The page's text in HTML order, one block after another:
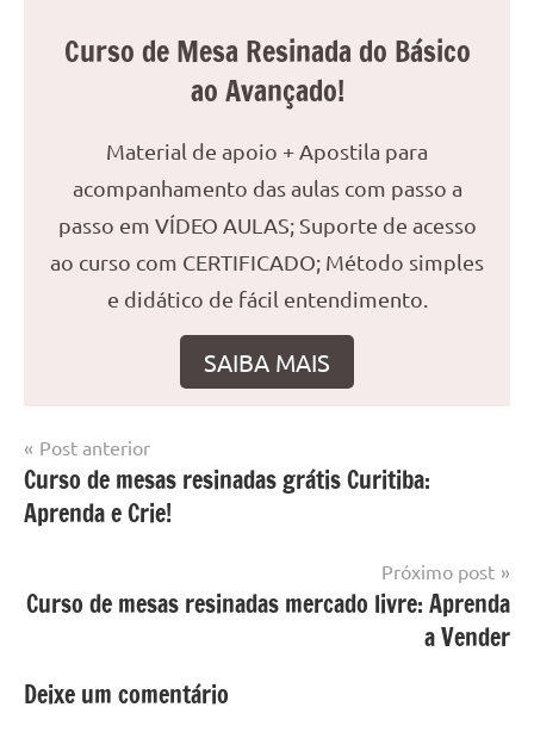
Curso de Mesa Resinada do Básico
ao Avançado!
Material de apoio + Apostila para
acompanhamento das aulas com passo a
passo em VÍDEO AULAS; Suporte de acesso
ao curso com CERTIFICADO; Método simples
e didático de fácil entendimento.
SAIBA MAIS
Marcado
com
mesa
Mesa
epoxi
Mesa
resinada
Navegação
de
Post
Post anterior
Curso de mesas resinadas grátis Curitiba:
Aprenda e Crie!
Próximo post
Curso de mesas resinadas mercado livre: Aprenda
a Vender
Deixe um comentário